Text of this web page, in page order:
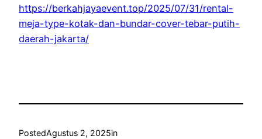
https://berkahjayaevent.top/2025/07/31/rental-
meja-type-kotak-dan-bundar-cover-tebar-putih-
daerah-jakarta/
PostedAgustus 2, 2025in